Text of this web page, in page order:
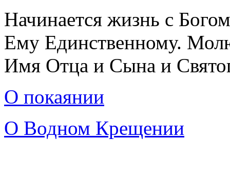
Начинается жизнь с
Ему Единственному.
Имя Отца и Сына и
О покаянии
О Водном Крещении